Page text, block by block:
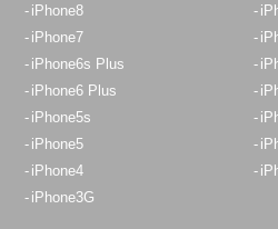
iPhone8
iPhone7
iPhone6s Plus
iPhone6 Plus
iPhone5s
iPhone5
iPhone4
iPhone3G